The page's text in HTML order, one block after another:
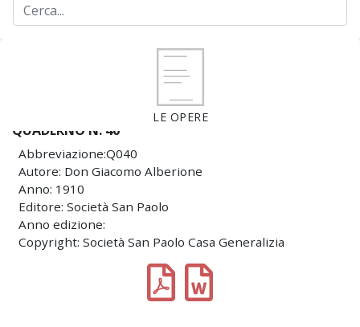
LE OPERE
QUADERNO N. 40
Abbreviazione:Q040
Autore: Don Giacomo Alberione
Anno: 1910
Editore: Società San Paolo
Anno edizione:
Copyright: Società San Paolo Casa Generalizia